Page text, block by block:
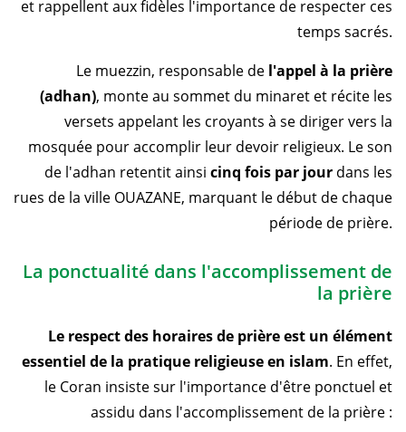
et rappellent aux fidèles l'importance de respecter ces
temps sacrés.
Le muezzin, responsable de l'appel à la prière
(adhan), monte au sommet du minaret et récite les
versets appelant les croyants à se diriger vers la
mosquée pour accomplir leur devoir religieux. Le son
de l'adhan retentit ainsi cinq fois par jour dans les
rues de la ville OUAZANE, marquant le début de chaque
période de prière.
La ponctualité dans l'accomplissement de
la prière
Le respect des horaires de prière est un élément
essentiel de la pratique religieuse en islam. En effet,
le Coran insiste sur l'importance d'être ponctuel et
assidu dans l'accomplissement de la prière :